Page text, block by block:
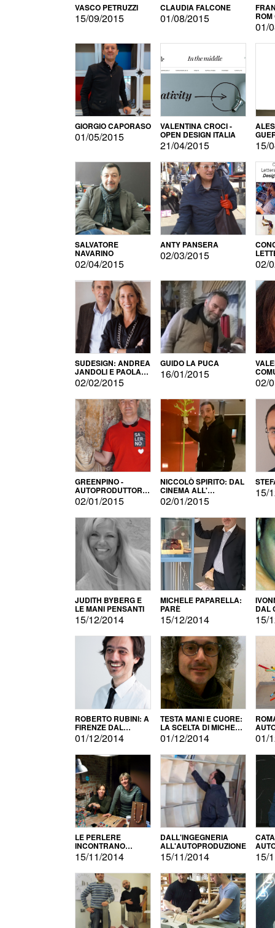
VASCO PETRUZZI
15/09/2015
CLAUDIA FALCONE
01/08/2015
01/
GIORGIO CAPORASO
01/05/2015
VALENTINA CROCI -
OPEN DESIGN ITALIA
21/04/2015 15/
SALVATORE
NAVARINO
02/04/2015
ANTY PANSERA
02/03/2015
02/
SUDESIGN: ANDREA
JANDOLI E PAOLA
PISAPIA
02/02/2015
GUIDO LA PUCA
16/01/2015
02/
GREENPINO -
AUTOPRODUTTORE
PER AMORE
02/01/2015
NICCOLÒ SPIRITO: DAL
CINEMA ALL'
AUTOPRODUZIONE
02/01/2015
15/
JUDITH BYBERG E
LE MANI PENSANTI
15/12/2014
MICHELE PAPARELLA:
PARÈ
15/12/2014
DAL
15/
ROBERTO RUBINI: A
FIRENZE DAL
PRODOTTO ALLA
PROMOZIONE
01/12/2014
TESTA MANI E CUORE:
LA SCELTA DI MICHELE
BARBERIO
01/12/2014 01/
LE PERLERE
INCONTRANO
L'AUTOPRODUZIONE
15/11/2014
DALL'INGEGNERIA
ALL'AUTOPRODUZIONE
15/11/2014 15/